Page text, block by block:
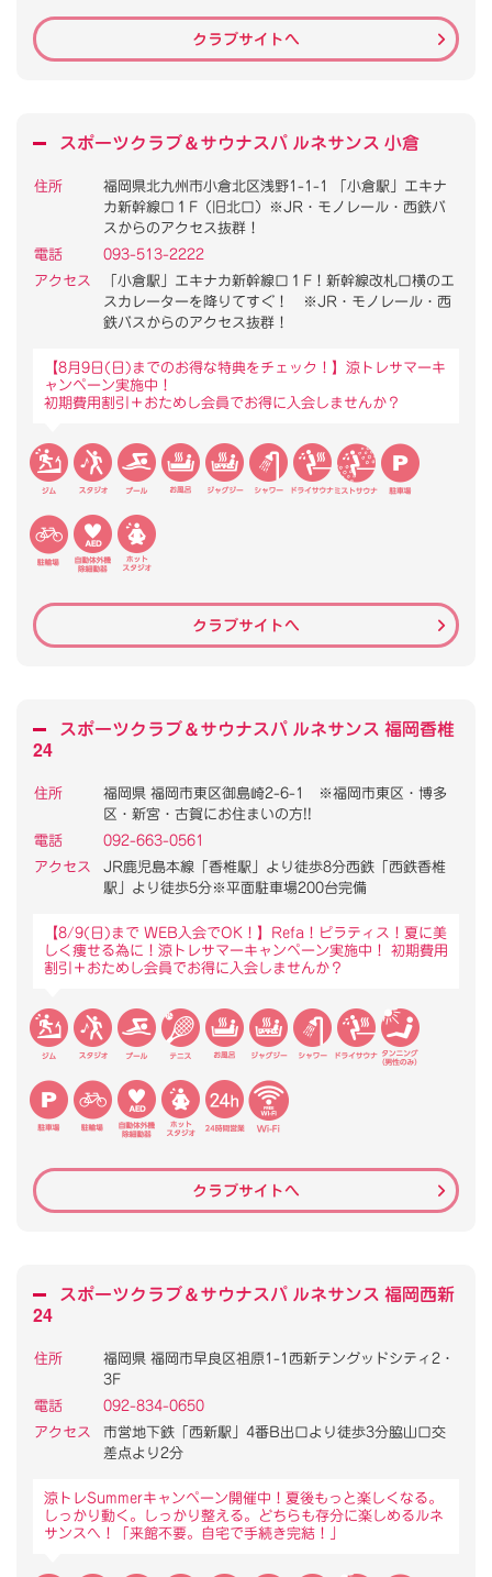
クラブサイトへ
スポーツクラブ＆サウナスパ ルネサンス 小倉
住所
福岡県北九州市小倉北区浅野1-1-1 「小倉駅」エキナ
カ新幹線口１F（旧北口）※JR・モノレール・西鉄バ
スからのアクセス抜群！
電話
093-513-2222
アクセス
「小倉駅」エキナカ新幹線口１F！新幹線改札口横のエ
スカレーターを降りてすぐ！ ※JR・モノレール・西
鉄バスからのアクセス抜群！
【8月9日(日)までのお得な特典をチェック！】涼トレサマーキ
ャンペーン実施中！
初期費用割引＋おためし会員でお得に入会しませんか？
クラブサイトへ
スポーツクラブ＆サウナスパ ルネサンス 福岡香椎
24
住所
福岡県 福岡市東区御島崎2-6-1 ※福岡市東区・博多
区・新宮・古賀にお住まいの方!!
電話
092-663-0561
アクセス
JR鹿児島本線「香椎駅」より徒歩8分西鉄「西鉄香椎
駅」より徒歩5分※平面駐車場200台完備
【8/9(日)まで WEB入会でOK！】Refa！ピラティス！夏に美
しく痩せる為に！涼トレサマーキャンペーン実施中！ 初期費用
割引＋おためし会員でお得に入会しませんか？
クラブサイトへ
スポーツクラブ＆サウナスパ ルネサンス 福岡西新
24
住所
福岡県 福岡市早良区祖原1-1西新テングッドシティ2・
3F
電話
092-834-0650
アクセス
市営地下鉄「西新駅」4番B出口より徒歩3分脇山口交
差点より2分
涼トレSummerキャンペーン開催中！夏後もっと楽しくなる。
しっかり動く。しっかり整える。どちらも存分に楽しめるルネ
サンスへ！「来館不要。自宅で手続き完結！」